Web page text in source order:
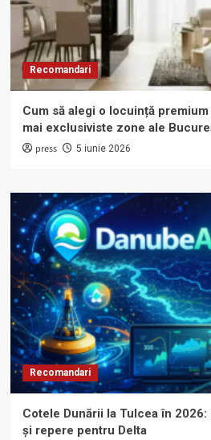
Recomandari
Cum să alegi o locuință
mai exclusiviste zone ale
press 5 iunie 2026
Recomandari
Cotele Dunării la Tulcea în
și repere pentru Delta